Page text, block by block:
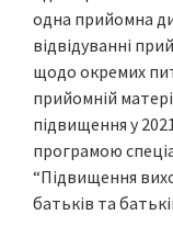
одна прийомна
відвідуванні
щодо окремих
прийомній
підвищення у
програмою
“Підвищення
батьків та